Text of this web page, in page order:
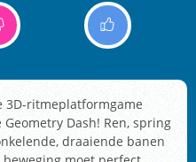
3D-ritmeplatformgame
Dash! Ren, spring
draaiende banen